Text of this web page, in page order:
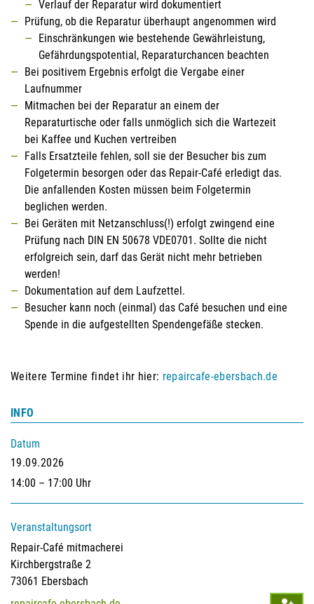
Verlauf der Reparatur wird dokumentiert
Prüfung, ob die Reparatur überhaupt angenommen wird
Einschränkungen wie bestehende Gewährleistung,
Gefährdungspotential, Reparaturchancen beachten
Bei positivem Ergebnis erfolgt die Vergabe einer
Laufnummer
Mitmachen bei der Reparatur an einem der
Reparaturtische oder falls unmöglich sich die Wartezeit
bei Kaffee und Kuchen vertreiben
Falls Ersatzteile fehlen, soll sie der Besucher bis zum
Folgetermin besorgen oder das Repair-Café erledigt das.
Die anfallenden Kosten müssen beim Folgetermin
beglichen werden.
Bei Geräten mit Netzanschluss(!) erfolgt zwingend eine
Prüfung nach DIN EN 50678 VDE0701. Sollte die nicht
erfolgreich sein, darf das Gerät nicht mehr betrieben
werden!
Dokumentation auf dem Laufzettel.
Besucher kann noch (einmal) das Café besuchen und eine
Spende in die aufgestellten Spendengefäße stecken.
Weitere Termine findet ihr hier: repaircafe-ebersbach.de
INFO
Datum
19.09.2026
14:00 – 17:00 Uhr
Veranstaltungsort
Repair-Café mitmacherei
Kirchbergstraße 2
73061 Ebersbach